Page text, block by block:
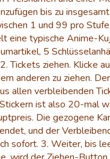
bis zu
1 und 99 pro
eine typische Anime-
5
Tickets ziehen. Klicke
anderen zu ziehen.
allen verbleibenden
ist also 20-mal
Die gezogene
und der
sofort. 3. Weiter, bis